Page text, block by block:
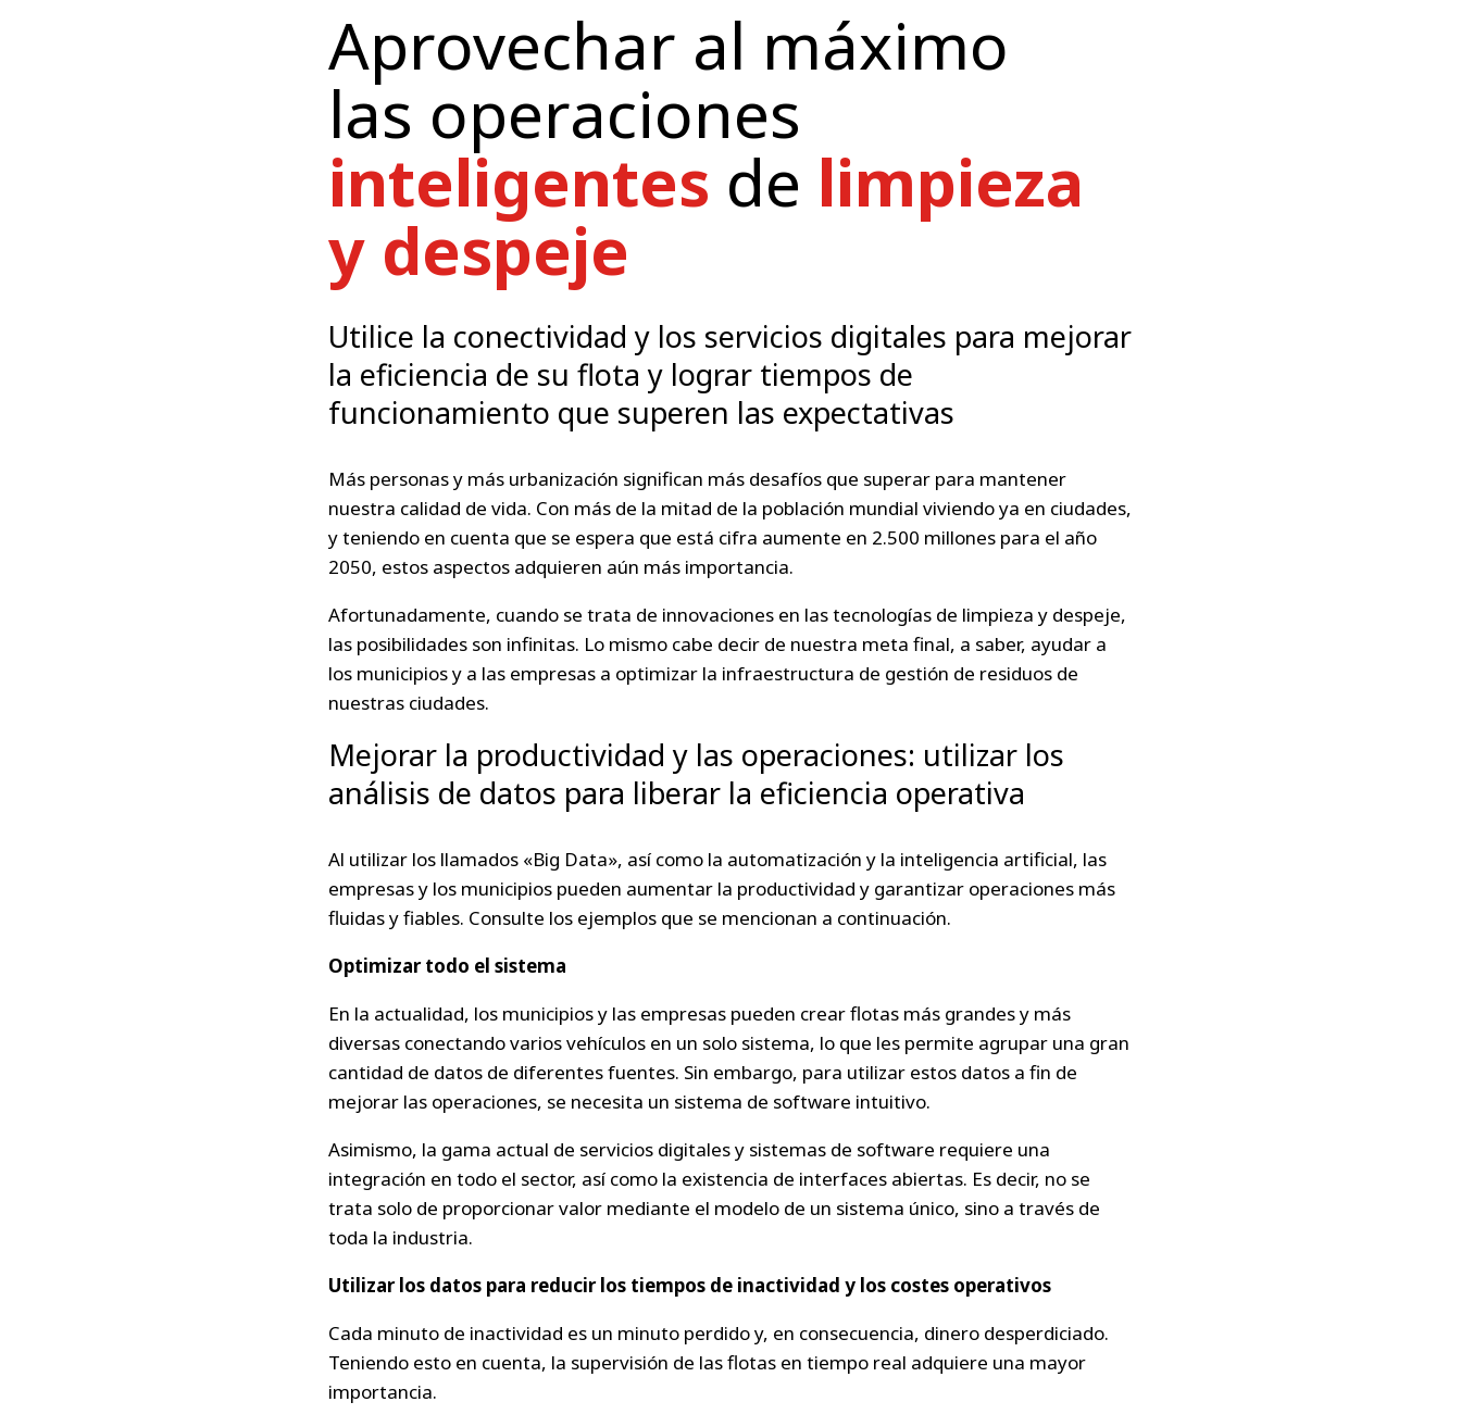
Aprovechar al máximo
las operaciones
inteligentes de limpieza
y despeje
Utilice la conectividad y los servicios digitales para mejorar
la eficiencia de su flota y lograr tiempos de
funcionamiento que superen las expectativas
Más personas y más urbanización significan más desafíos que superar para mantener
nuestra calidad de vida. Con más de la mitad de la población mundial viviendo ya en ciudades,
y teniendo en cuenta que se espera que está cifra aumente en 2.500 millones para el año
2050, estos aspectos adquieren aún más importancia.
Afortunadamente, cuando se trata de innovaciones en las tecnologías de limpieza y despeje,
las posibilidades son infinitas. Lo mismo cabe decir de nuestra meta final, a saber, ayudar a
los municipios y a las empresas a optimizar la infraestructura de gestión de residuos de
nuestras ciudades.
Mejorar la productividad y las operaciones: utilizar los
análisis de datos para liberar la eficiencia operativa
Al utilizar los llamados «Big Data», así como la automatización y la inteligencia artificial, las
empresas y los municipios pueden aumentar la productividad y garantizar operaciones más
fluidas y fiables. Consulte los ejemplos que se mencionan a continuación.
Optimizar todo el sistema
En la actualidad, los municipios y las empresas pueden crear flotas más grandes y más
diversas conectando varios vehículos en un solo sistema, lo que les permite agrupar una gran
cantidad de datos de diferentes fuentes. Sin embargo, para utilizar estos datos a fin de
mejorar las operaciones, se necesita un sistema de software intuitivo.
Asimismo, la gama actual de servicios digitales y sistemas de software requiere una
integración en todo el sector, así como la existencia de interfaces abiertas. Es decir, no se
trata solo de proporcionar valor mediante el modelo de un sistema único, sino a través de
toda la industria.
Utilizar los datos para reducir los tiempos de inactividad y los costes operativos
Cada minuto de inactividad es un minuto perdido y, en consecuencia, dinero desperdiciado.
Teniendo esto en cuenta, la supervisión de las flotas en tiempo real adquiere una mayor
importancia.